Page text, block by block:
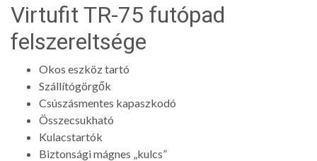
Virtufit TR-75 futópad
felszereltsége
Okos eszköz tartó
Szállítógörgők
Csúszásmentes kapaszkodó
Összecsukható
Kulacstartók
Biztonsági mágnes „kulcs”